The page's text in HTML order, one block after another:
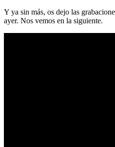
Y ya sin más, os dejo las
ayer. Nos vemos en la siguiente.